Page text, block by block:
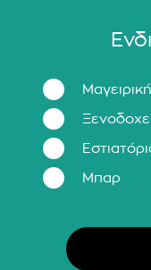
Μαγειρική
Μπαρ